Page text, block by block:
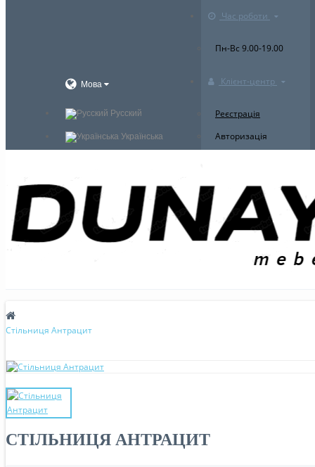
Мова
Русский
Українська
Час роботи
Пн-Вс 9.00-19.00
Клієнт-центр
Реєстрація
Авторизація
Стільниця Антрацит
СТІЛЬНИЦЯ АНТРАЦИТ